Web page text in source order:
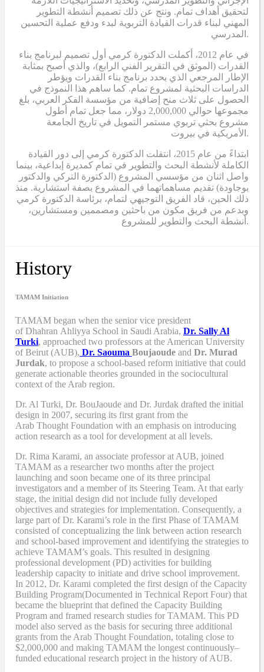
لتحقيق أهداف تمام. ونتج عن ذلك تصميم أنشطة التطوير
المهني لبناء قدرات القيادة التربوية لبدء ودفع عملية التحسين
المدرسي.
في عام 2012، أكملت الدكتورة كرمي أول تصميم لبرنامج بناء
القدرات (الموثق في التقرير الفني الرابع)، والذي أصبح بمثابة
الإطار المرجعي الذي يحدد برنامج بناء القدرات ويؤطر
الدراسات البحثية لمشروع تمام. كما ساهم هذا النموذج في
الحصول على ثلاث منح إضافية من مؤسسة الفكر العربي، بلغ
مجموعها حوالي 2,000,000 دولار، مما جعل تمام أطول
مشروع بحثي تربوي مستمر التمويل في تاريخ الجامعة
الأمريكية في بيروت.
ابتداءً من عام 2015، انتقلت الدكتورة كرمي إلى دور القيادة
الكاملة لأنشطة البحث والتطوير في تمام كمديرة إبداعية، بينما
واصل اثنان من مؤسسي المشروع (الدكتورة التركي والدكتور
بوجاودة) تقديم مساهماتهما في المشروع بصفة استشارية. منذ
ذلك الحين، قاد الفريق التوجيهي لتمام، برئاسة الدكتورة كرمي
وبدعم من فريق مكون من باحثين ومصممين ومستشارين،
أنشطة البحث والتطوير للمشروع.
History
TAMAM Initiation
TAMAM began when the senior vice president
of Dhahran Ahliyya School in Saudi Arabia, Dr. Sally Al
Turki, approached two professors at the American University
of Beirut (AUB), Dr. Saouma Boujaoude and Dr. Murad
Jurdak, to propose a school-based reform initiative that could
generate actionable theories grounded in the sociocultural
context of the Arab region.
Dr. Al Turki, Dr. BouJaoude and Dr. Jurdak drafted the initial
design in 2007, securing its first grant from the
Arab Thought Foundation with an emphasis on introducing
action research as a tool for development at all levels.
Dr. Rima Karami, an associate professor at AUB, joined
TAMAM as a researcher two months after the project
launching and soon became one of its three principal
investigators and a member of its Steering Team. At that early
stage, the initial design did not include fully developed
objectives and strategies for implementation. Consequently, a
large part of Dr. Karami’s role in the first Phase of TAMAM
consisted of conceptualizing the link between action research
and school-based improvement and identifying the strategies to
achieve TAMAM’s goals. This resulted in designing
professional development (PD) activities for building
leadership capacity to initiate and drive school improvement.
In 2012, Dr. Karami completed the first design of the Capacity
Building Program(Documented in Technical Report Four) that
became the blueprint that defined the Capacity Building
Program and framed research studies for TAMAM. This PD
model also served as the basis for securing three additional
grants from the Arab Thought Foundation, totaling close to
$2,000,000 and making TAMAM the longest continuously–
funded educational research project in the history of AUB.